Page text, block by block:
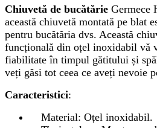
Chiuvetă de bucătărie Germece
această chiuvetă montată pe blat
pentru bucătăria dvs. Această
funcțională din oțel inoxidabil vă
fiabilitate în timpul gătitului și
veți găsi tot ceea ce aveți nevoie
Caracteristici:
Material: Oțel inoxidabil.